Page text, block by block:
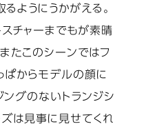
ようにうかがえる。
チャーまでもが素晴
たこのシーンではフ
ぱからモデルの顔に
ングのないトランジシ
は見事に見せてくれ